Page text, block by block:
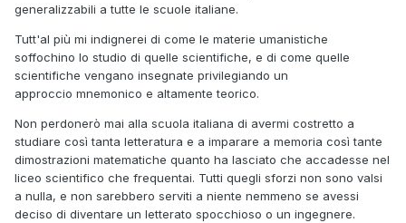
generalizzabili a tutte le scuole italiane.
Tutt'al più mi indignerei di come le materie umanistiche
soffochino lo studio di quelle scientifiche, e di come quelle
scientifiche vengano insegnate privilegiando un
approccio mnemonico e altamente teorico.
Non perdonerò mai alla scuola italiana di avermi costretto a
studiare così tanta letteratura e a imparare a memoria così tante
dimostrazioni matematiche quanto ha lasciato che accadesse nel
liceo scientifico che frequentai. Tutti quegli sforzi non sono valsi
a nulla, e non sarebbero serviti a niente nemmeno se avessi
deciso di diventare un letterato spocchioso o un ingegnere.